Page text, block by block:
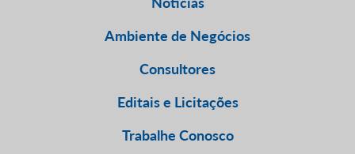
Ambiente de Negócios
Consultores
Editais e Licitações
Trabalhe Conosco